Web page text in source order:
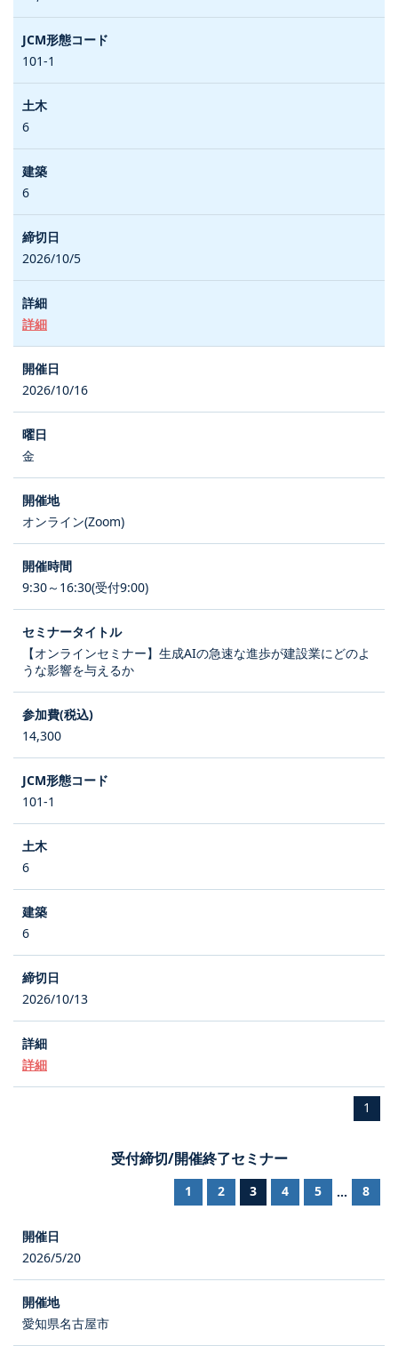
101-1
6
6
2026/10/5
詳細
2026/10/16
金
オンライン(Zoom)
9:30～16:30(受付9:00)
【オンラインセミナー】生成AIの急速な進歩が建設業にどのよ
うな影響を与えるか
14,300
101-1
6
6
2026/10/13
詳細
1
受付締切/開催終了セミナー
1 2 3 4 5 ... 8
2026/5/20
愛知県名古屋市